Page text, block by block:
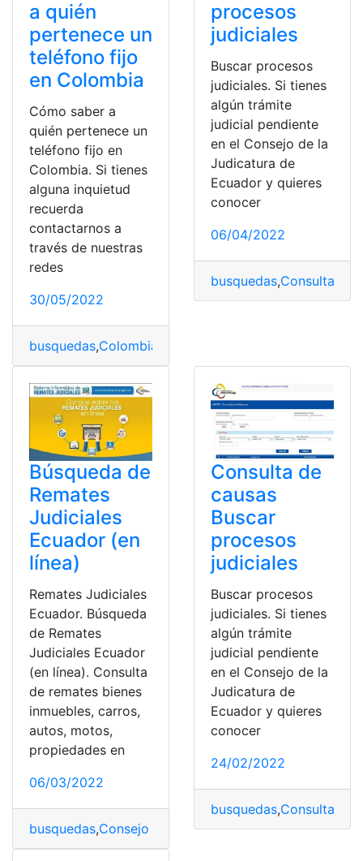
a quién
pertenece un
teléfono fijo
en Colombia
Cómo saber a
quién pertenece un
teléfono fijo en
Colombia. Si tienes
alguna inquietud
recuerda
contactarnos a
través de nuestras
redes
30/05/2022
busquedas,Colombia
procesos
judiciales
Buscar procesos
judiciales. Si tienes
algún trámite
judicial pendiente
en el Consejo de la
Judicatura de
Ecuador y quieres
conocer
06/04/2022
busquedas,Consultas
Búsqueda de
Remates
Judiciales
Ecuador (en
línea)
Remates Judiciales
Ecuador. Búsqueda
de Remates
Judiciales Ecuador
(en línea). Consulta
de remates bienes
inmuebles, carros,
autos, motos,
propiedades en
06/03/2022
busquedas,Consejo de la Judicatura,Ecuador,Función
Consulta de
causas
Buscar
procesos
judiciales
Buscar procesos
judiciales. Si tienes
algún trámite
judicial pendiente
en el Consejo de la
Judicatura de
Ecuador y quieres
conocer
24/02/2022
busquedas,Consultas